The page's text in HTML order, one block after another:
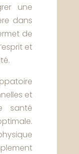
une
dans
de
et
et
santé